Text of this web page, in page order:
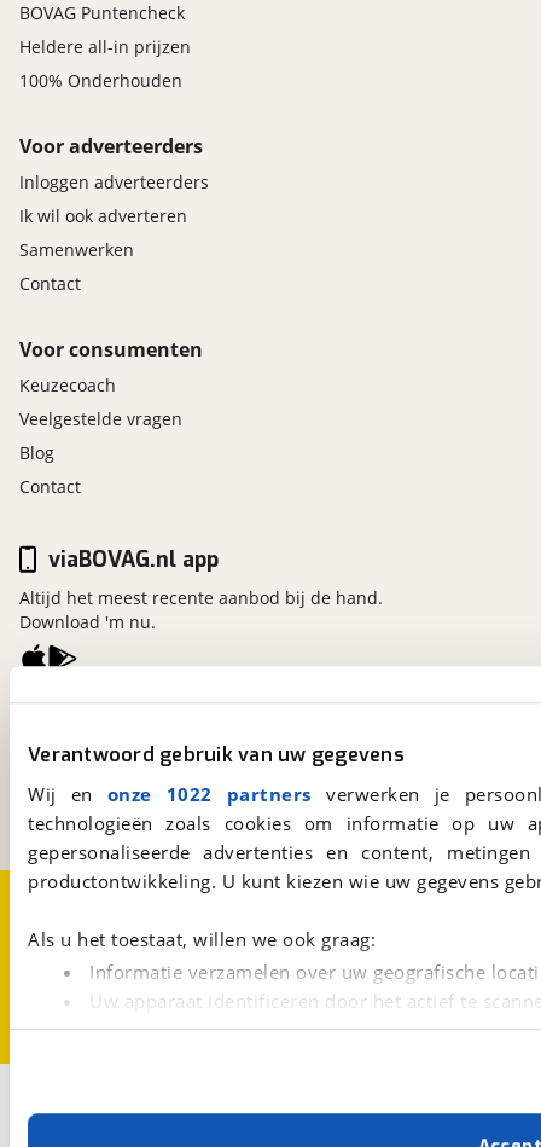
Verantwoord gebruik van uw gegevens
Wij en onze 1022 partners verwerken je
technologieën zoals cookies om informatie op
gepersonaliseerde advertenties en content,
productontwikkeling. U kunt kiezen wie uw gegevens
Als u het toestaat, willen we ook graag:
Informatie verzamelen over uw geografische
Uw apparaat identificeren door het actief te
Lees meer over hoe uw persoonlijke gegevens worden
Met cookies en vergelijkbare technieken zorgen we
BOVAG Puntencheck
Heldere all-in prijzen
100% Onderhouden
Voor adverteerders
Inloggen adverteerders
Ik wil ook adverteren
Samenwerken
Contact
Voor consumenten
Keuzecoach
Veelgestelde vragen
Blog
Contact
Kosterijland15
3981 AJ Bunnik
Een initiatief van
BOVAG
viaBOVAG.nl app
Altijd het meest recente aanbod bij de hand.
Download 'm nu.
Over viaBOVAG.nl
Disclaimer- en Privacyverklaring